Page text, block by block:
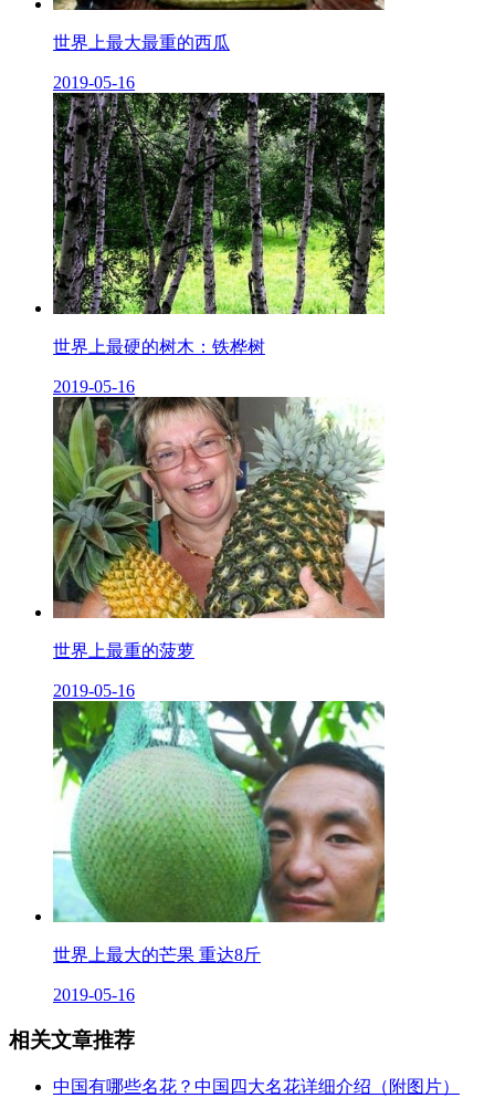
世界上最大最重的西瓜
2019-05-16
世界上最硬的树木：铁桦树
2019-05-16
世界上最重的菠萝
2019-05-16
世界上最大的芒果 重达8斤
2019-05-16
相关文章推荐
中国有哪些名花？中国四大名花详细介绍（附图片）